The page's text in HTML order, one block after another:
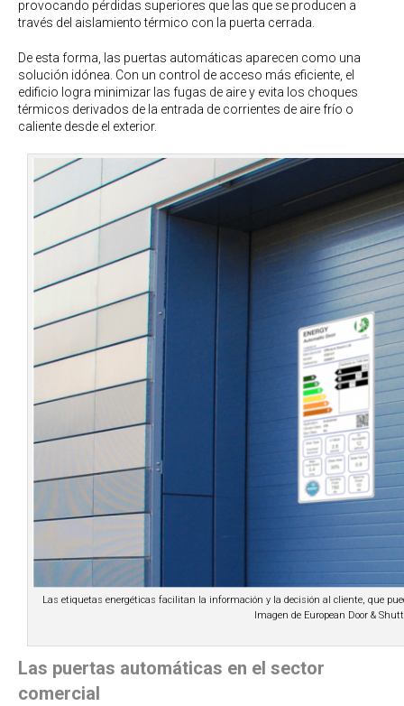
provocando pérdidas superiores que las que se producen a
través del aislamiento térmico con la puerta cerrada.
De esta forma, las puertas automáticas aparecen como una
solución idónea. Con un control de acceso más eficiente, el
edificio logra minimizar las fugas de aire y evita los choques
térmicos derivados de la entrada de corrientes de aire frío o
caliente desde el exterior.
Las etiquetas energéticas facilitan la información y la decisión al cliente, que
Imagen de European Door &
Las puertas automáticas en el sector
comercial